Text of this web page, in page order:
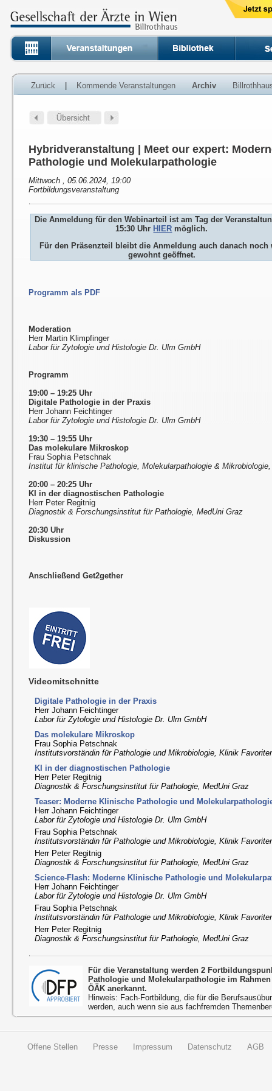
Zurück Kommende Veranstaltungen Archiv
Hybridveranstaltung | Meet our expert:
Pathologie und Molekularpathologie
Mittwoch , 05.06.2024, 19:00
Fortbildungsveranstaltung
Die Anmeldung für den Webinarteil ist am Tag der
15:30 Uhr HIER möglich.
Für den Präsenzteil bleibt die Anmeldung auch danach noch
gewohnt geöffnet.
Programm als PDF
Moderation
Herr Martin Klimpfinger
Labor für Zytologie und Histologie Dr. Ulm GmbH
Programm
19:00 – 19:25 Uhr
Digitale Pathologie in der Praxis
Herr Johann Feichtinger
Labor für Zytologie und Histologie Dr. Ulm GmbH
19:30 – 19:55 Uhr
Das molekulare Mikroskop
Frau Sophia Petschnak
Institut für klinische Pathologie, Molekularpathologie &
20:00 – 20:25 Uhr
KI in der diagnostischen Pathologie
Herr Peter Regitnig
Diagnostik & Forschungsinstitut für Pathologie, MedUni Graz
20:30 Uhr
Diskussion
Anschließend Get2gether
Videomitschnitte
Digitale Pathologie in der Praxis
Herr Johann Feichtinger
Labor für Zytologie und Histologie Dr. Ulm GmbH
Das molekulare Mikroskop
Frau Sophia Petschnak
Institutsvorständin für Pathologie und Mikrobiologie, Klinik
KI in der diagnostischen Pathologie
Herr Peter Regitnig
Diagnostik & Forschungsinstitut für Pathologie, MedUni Graz
Teaser: Moderne Klinische Pathologie und
Herr Johann Feichtinger
Labor für Zytologie und Histologie Dr. Ulm GmbH
Frau Sophia Petschnak
Institutsvorständin für Pathologie und Mikrobiologie, Klinik
Herr Peter Regitnig
Diagnostik & Forschungsinstitut für Pathologie, MedUni Graz
Science-Flash: Moderne Klinische Pathologie und
Herr Johann Feichtinger
Labor für Zytologie und Histologie Dr. Ulm GmbH
Frau Sophia Petschnak
Institutsvorständin für Pathologie und Mikrobiologie, Klinik
Herr Peter Regitnig
Diagnostik & Forschungsinstitut für Pathologie, MedUni Graz
Für die Veranstaltung werden 2
Pathologie und Molekularpathologie im
ÖÄK anerkannt.
Hinweis: Fach-Fortbildung, die für die
werden, auch wenn sie aus fachfremden
Offene Stellen Presse Impressum Datenschutz AGB